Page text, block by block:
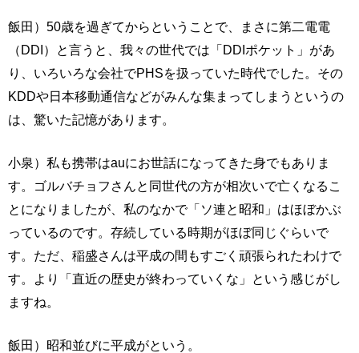
飯田）50歳を過ぎてからということで、まさに第二電電
（DDI）と言うと、我々の世代では「DDIポケット」があ
り、いろいろな会社でPHSを扱っていた時代でした。その
KDDや日本移動通信などがみんな集まってしまうというの
は、驚いた記憶があります。
小泉）私も携帯はauにお世話になってきた身でもありま
す。ゴルバチョフさんと同世代の方が相次いで亡くなるこ
とになりましたが、私のなかで「ソ連と昭和」はほぼかぶ
っているのです。存続している時期がほぼ同じぐらいで
す。ただ、稲盛さんは平成の間もすごく頑張られたわけで
す。より「直近の歴史が終わっていくな」という感じがし
ますね。
飯田）昭和並びに平成がという。